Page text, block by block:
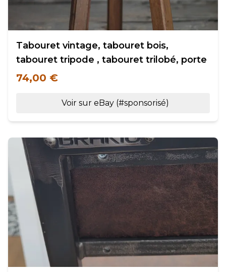
Tabouret vintage, tabouret bois,
tabouret tripode , tabouret trilobé, porte
74,00 €
Voir sur eBay (#sponsorisé)